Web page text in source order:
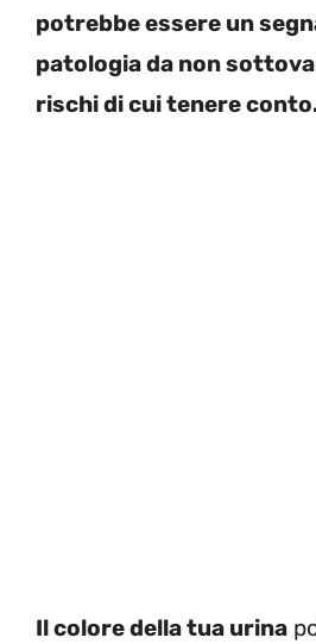
potrebbe essere un
patologia da non
rischi di cui tenere
Il colore della tua urina